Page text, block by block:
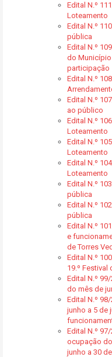
Edital N.º
Loteamento
Edital N.º
pública
Edital N.º
do Município
participação
Edital N.º
Edital N.º
ao público
Edital N.º
Loteamento
Edital N.º
Loteamento
Edital N.º
Loteamento
Edital N.º
pública
Edital N.º
pública
Edital N.º
e
de Torres
Edital N.º
19.º Festival
Edital N.º
do mês de
Edital N.º
junho a 5 de
Edital N.º
ocupação
junho a 30